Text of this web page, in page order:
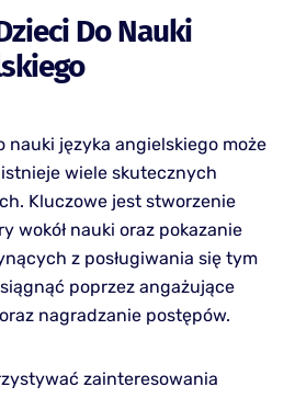
Do Nauki
nauki języka angielskiego może
wiele skutecznych
Kluczowe jest stworzenie
wokół nauki oraz pokazanie
z posługiwania się tym
poprzez angażujące
nagradzanie postępów.
zainteresowania